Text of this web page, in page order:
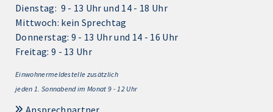
Dienstag: 9 - 13 Uhr und 14 - 18 Uhr
Mittwoch: kein Sprechtag
Donnerstag: 9 - 13 Uhr und 14 - 16 Uhr
Freitag: 9 - 13 Uhr
Einwohnermeldestelle zusätzlich
jeden 1. Sonnabend im Monat 9 - 12 Uhr
Ansprechpartner